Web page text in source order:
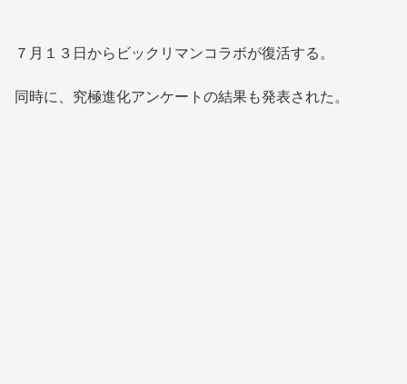
７月１３日からビックリマンコラボが復活する。
同時に、究極進化アンケートの結果も発表された。